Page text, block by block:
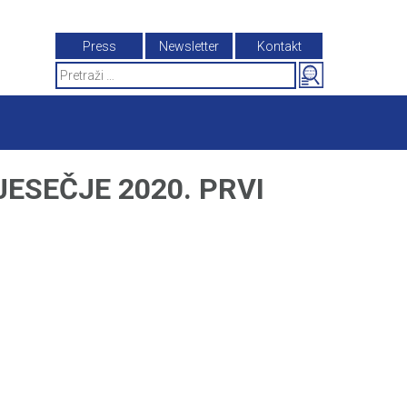
Press Newsletter
Kontakt
Search
for:
2020. PRVI